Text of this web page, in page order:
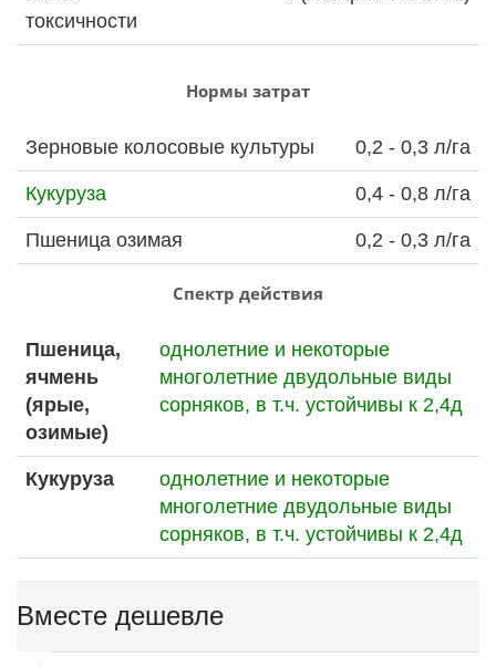
токсичности
Нормы затрат
Зерновые колосовые культуры 0,2 - 0,3 л/га
Кукуруза 0,4 - 0,8 л/га
Пшеница озимая 0,2 - 0,3 л/га
Спектр действия
Пшеница,
ячмень
(ярые,
озимые)
однолетние и некоторые
многолетние двудольные виды
сорняков, в т.ч. устойчивы к 2,4д
Кукуруза
однолетние и некоторые
многолетние двудольные виды
сорняков, в т.ч. устойчивы к 2,4д
Вместе дешевле